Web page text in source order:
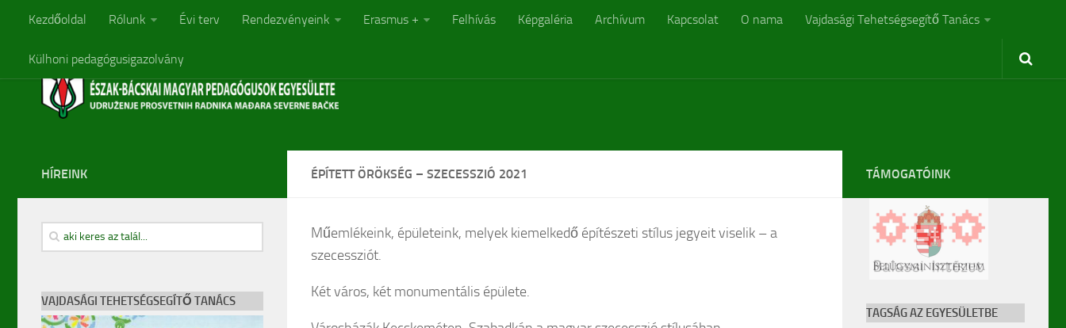
Kezdőoldal Rólunk Évi terv Rendezvényeink Erasmus + Felhívás Képgaléria Archívum Kapcsolat O nama Vajdasági Tehetségsegítő Tanács
Külhoni pedagógusigazolvány
ÉPÍTETT ÖRÖKSÉG – SZECESSZIÓ 2021
Műemlékeink, épületeink, melyek kiemelkedő építészeti stílus jegyeit viselik – a
szecessziót.
Két város, két monumentális épülete.
HÍREINK
VAJDASÁGI TEHETSÉGSEGÍTŐ TANÁCS
TÁMOGATÓINK
TAGSÁG AZ EGYESÜLETBE